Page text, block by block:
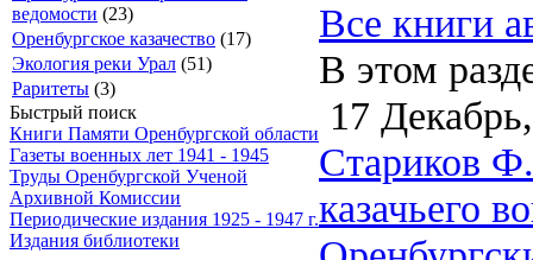
ведомости (23)
Оренбургское казачество (17)
Экология реки Урал (51)
Раритеты (3)
Быстрый поиск
Книги Памяти Оренбургской области
Газеты военных лет 1941 - 1945
Труды Оренбургской Ученой
Архивной Комиссии
Периодические издания 1925 - 1947 г.
Издания библиотеки
Все книги
В этом
17
Стариков
казачьего